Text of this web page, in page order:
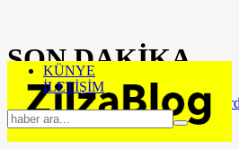
SON DAKİKA
16:37 -
Eşarp Bağlam Yöntemleri
16:24 -Fizik Tedavi Nedir
KÜNYE
İLETİŞİM